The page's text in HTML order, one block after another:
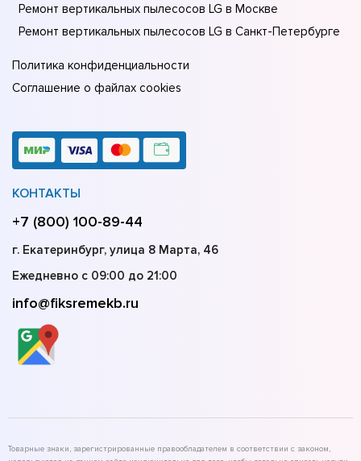
Ремонт вертикальных пылесосов LG в Москве
Ремонт вертикальных пылесосов LG в Санкт-Петербурге
Политика конфиденциальности
Соглашение о файлах cookies
КОНТАКТЫ
+7 (800) 100-89-44
г. Екатеринбург, улица 8 Марта, 46
Ежедневно с 09:00 до 21:00
info@fiksremekb.ru
Товарные знаки, зарегистрированные правообладателем в соответствии с законом,